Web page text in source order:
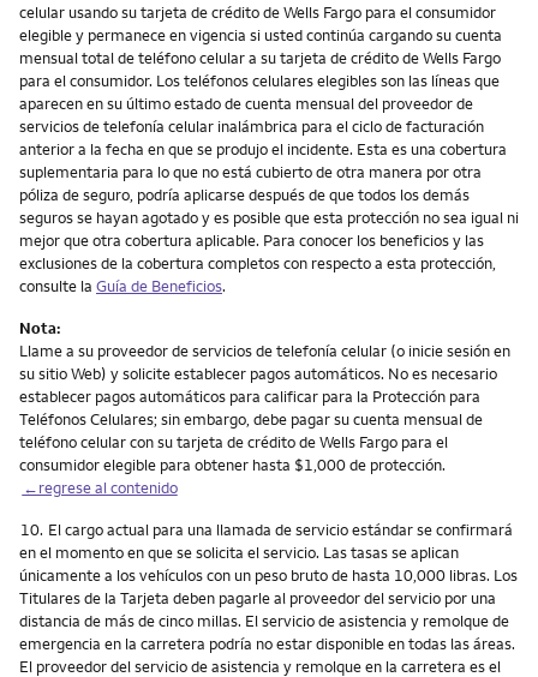
celular usando su tarjeta de crédito de Wells Fargo para el consumidor
elegible y permanece en vigencia si usted continúa cargando su cuenta
mensual total de teléfono celular a su tarjeta de crédito de Wells Fargo
para el consumidor. Los teléfonos celulares elegibles son las líneas que
aparecen en su último estado de cuenta mensual del proveedor de
servicios de telefonía celular inalámbrica para el ciclo de facturación
anterior a la fecha en que se produjo el incidente. Esta es una cobertura
suplementaria para lo que no está cubierto de otra manera por otra
póliza de seguro, podría aplicarse después de que todos los demás
seguros se hayan agotado y es posible que esta protección no sea igual ni
mejor que otra cobertura aplicable. Para conocer los beneficios y las
exclusiones de la cobertura completos con respecto a esta protección,
consulte la Guía de Beneficios.
Nota:
Llame a su proveedor de servicios de telefonía celular (o inicie sesión en
su sitio Web) y solicite establecer pagos automáticos. No es necesario
establecer pagos automáticos para calificar para la Protección para
Teléfonos Celulares; sin embargo, debe pagar su cuenta mensual de
teléfono celular con su tarjeta de crédito de Wells Fargo para el
consumidor elegible para obtener hasta $1,000 de protección.
←regrese al contenido
Nota
10. El cargo actual para una llamada de servicio estándar se confirmará
en el momento en que se solicita el servicio. Las tasas se aplican
únicamente a los vehículos con un peso bruto de hasta 10,000 libras. Los
Titulares de la Tarjeta deben pagarle al proveedor del servicio por una
distancia de más de cinco millas. El servicio de asistencia y remolque de
emergencia en la carretera podría no estar disponible en todas las áreas.
El proveedor del servicio de asistencia y remolque en la carretera es el